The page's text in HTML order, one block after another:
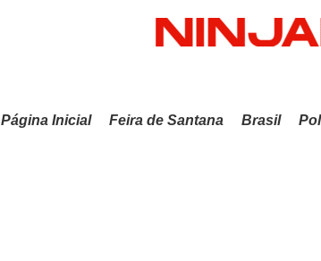
Página Inicial Feira de Santana Brasil